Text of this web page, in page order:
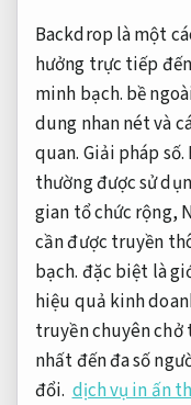
Backdrop là một
hưởng trực tiếp
minh bạch. bề
dung nhan nét và
quan. Giải pháp số.
thường được sử
gian tổ chức rộng,
cần được truyền
bạch. đặc biệt là
hiệu quả kinh
truyền chuyên
nhất đến đa số
đổi. dịch vụ in ấn